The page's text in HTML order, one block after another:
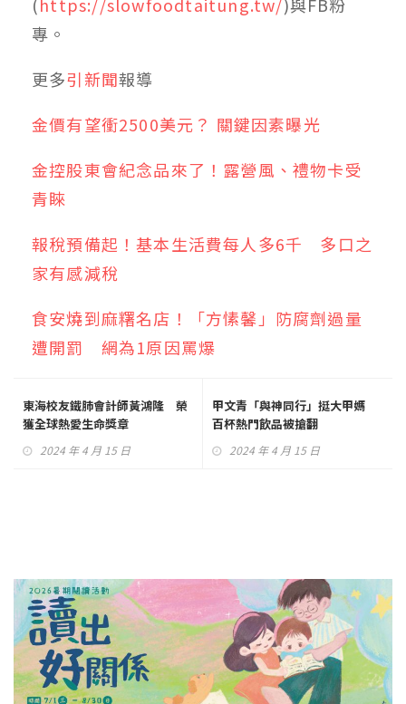
專。
更多引新聞報導
金價有望衝2500美元？ 關鍵因素曝光
金控股東會紀念品來了！露營風、禮物卡受
青睞
報稅預備起！基本生活費每人多6千 多口之
家有感減稅
食安燒到麻糬名店！「方愫馨」防腐劑過量
遭開罰 網為1原因罵爆
東海校友鐵肺會計師黃鴻隆 榮
獲全球熱愛生命獎章
2024 年 4 月 15 日
甲文青「與神同行」挺大甲媽
百杯熱門飲品被搶翻
2024 年 4 月 15 日